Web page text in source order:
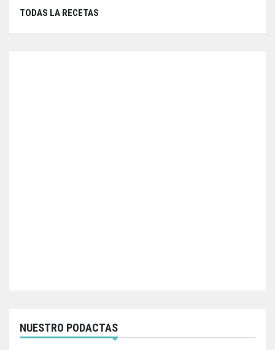
TODAS LA RECETAS
NUESTRO PODACTAS